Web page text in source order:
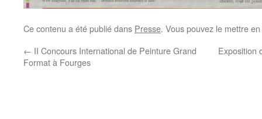
Ce contenu a été publié dans Presse. Vous pouvez le mettre
← II Concours International de Peinture Grand
Format à Fourges
Exposition